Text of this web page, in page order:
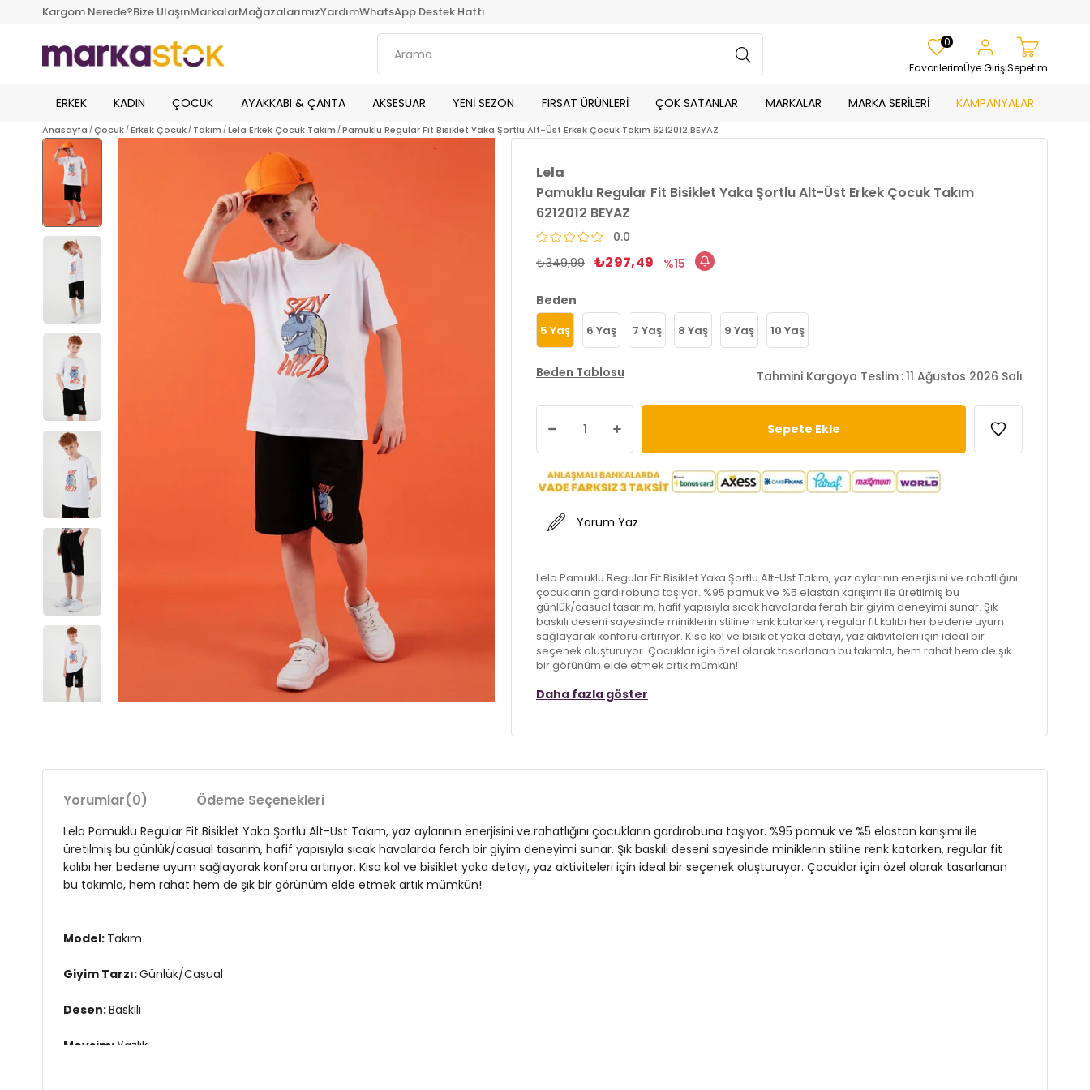
Kargom Nerede?Bize UlaşınMarkalarMağazalarımızYardımWhatsApp Destek Hattı
Favorilerim
0
Üye GirişiSepetim
ERKEK KADIN ÇOCUK AYAKKABI & ÇANTA AKSESUAR YENİ SEZON FIRSAT ÜRÜNLERİ ÇOK SATANLAR MARKALAR MARKA SERİLERİ KAMPANYALAR
Anasayfa Çocuk Erkek Çocuk Takım Lela Erkek Çocuk Takım Pamuklu Regular Fit Bisiklet Yaka Şortlu Alt-Üst Erkek Çocuk Takım 6212012 BEYAZ
Lela
Pamuklu Regular Fit Bisiklet Yaka Şortlu Alt-Üst Erkek Çocuk Takım
6212012 BEYAZ
0.0
₺349,99 ₺297,49 15
Beden
5 Yaş 6 Yaş 7 Yaş 8 Yaş 9 Yaş 10 Yaş
Beden Tablosu Tahmini Kargoya Teslim :11 Ağustos 2026 Salı
Yorum Yaz
Lela Pamuklu Regular Fit Bisiklet Yaka Şortlu Alt-Üst Takım, yaz aylarının enerjisini ve rahatlığını
çocukların gardırobuna taşıyor. %95 pamuk ve %5 elastan karışımı ile üretilmiş bu
günlük/casual tasarım, hafif yapısıyla sıcak havalarda ferah bir giyim deneyimi sunar. Şık
baskılı deseni sayesinde miniklerin stiline renk katarken, regular fit kalıbı her bedene uyum
sağlayarak konforu artırıyor. Kısa kol ve bisiklet yaka detayı, yaz aktiviteleri için ideal bir
seçenek oluşturuyor. Çocuklar için özel olarak tasarlanan bu takımla, hem rahat hem de şık
bir görünüm elde etmek artık mümkün!
Giyim Tarzı:Günlük/Casual
Desen:Baskılı
Materyal: %95 PAMUK %5 ELESTAN
Yaka Tipi:Bisiklet Yaka
Daha fazla göster
Yorumlar(0) Ödeme Seçenekleri
Lela Pamuklu Regular Fit Bisiklet Yaka Şortlu Alt-Üst Takım, yaz aylarının enerjisini ve rahatlığını çocukların gardırobuna taşıyor. %95 pamuk ve %5 elastan karışımı ile
üretilmiş bu günlük/casual tasarım, hafif yapısıyla sıcak havalarda ferah bir giyim deneyimi sunar. Şık baskılı deseni sayesinde miniklerin stiline renk katarken, regular fit
kalıbı her bedene uyum sağlayarak konforu artırıyor. Kısa kol ve bisiklet yaka detayı, yaz aktiviteleri için ideal bir seçenek oluşturuyor. Çocuklar için özel olarak tasarlanan
bu takımla, hem rahat hem de şık bir görünüm elde etmek artık mümkün!
Model: Takım
Giyim Tarzı:Günlük/Casual
Desen:Baskılı
Mevsim:Yazlık